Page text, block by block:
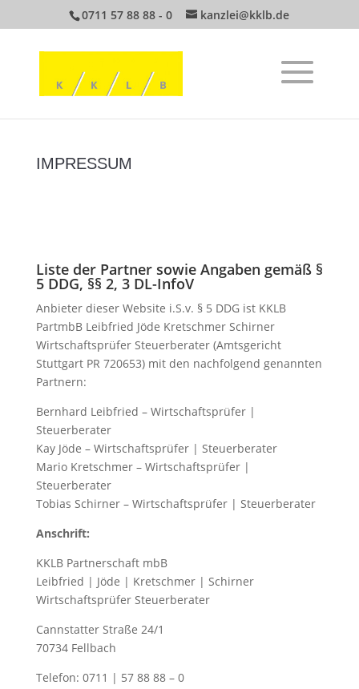
0711 57 88 88 - 0 kanzlei@kklb.de
IMPRESSUM
Liste der Partner sowie Angaben gemäß §
5 DDG, §§ 2, 3 DL-InfoV
Anbieter dieser Website i.S.v. § 5 DDG ist KKLB
PartmbB Leibfried Jöde Kretschmer Schirner
Wirtschaftsprüfer Steuerberater (Amtsgericht
Stuttgart PR 720653) mit den nachfolgend genannten
Partnern:
Bernhard Leibfried – Wirtschaftsprüfer |
Steuerberater
Kay Jöde – Wirtschaftsprüfer | Steuerberater
Mario Kretschmer – Wirtschaftsprüfer |
Steuerberater
Tobias Schirner – Wirtschaftsprüfer | Steuerberater
Anschrift:
KKLB Partnerschaft mbB
Leibfried | Jöde | Kretschmer | Schirner
Wirtschaftsprüfer Steuerberater
Cannstatter Straße 24/1
70734 Fellbach
Telefon: 0711 | 57 88 88 – 0